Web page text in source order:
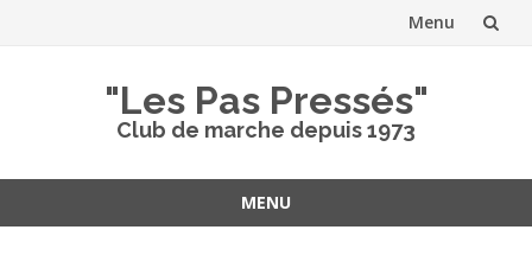
Menu
"Les Pas Pressés"
Club de marche depuis 1973
MENU